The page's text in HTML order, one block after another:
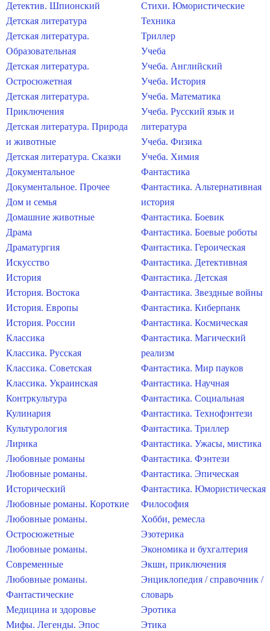
Детектив. Шпионский
Детская литература
Детская литература.
Образовательная
Детская литература.
Остросюжетная
Детская литература.
Приключения
Детская литература. Природа
и животные
Детская литература. Сказки
Документальное
Документальное. Прочее
Дом и семья
Домашние животные
Драма
Драматургия
Искусство
История
История. Востока
История. Европы
История. России
Классика
Классика. Русская
Классика. Советская
Классика. Украинская
Контркультура
Кулинария
Культурология
Лирика
Любовные романы
Любовные романы.
Исторический
Любовные романы. Короткие
Любовные романы.
Остросюжетные
Любовные романы.
Современные
Любовные романы.
Фантастические
Медицина и здоровье
Мифы. Легенды. Эпос
Стихи. Юмористические
Техника
Триллер
Учеба
Учеба. Английский
Учеба. История
Учеба. Математика
Учеба. Русский язык и
литература
Учеба. Физика
Учеба. Химия
Фантастика
Фантастика. Альтернативная
история
Фантастика. Боевик
Фантастика. Боевые роботы
Фантастика. Героическая
Фантастика. Детективная
Фантастика. Детская
Фантастика. Звездные войны
Фантастика. Киберпанк
Фантастика. Космическая
Фантастика. Магический
реализм
Фантастика. Мир пауков
Фантастика. Научная
Фантастика. Социальная
Фантастика. Технофэнтези
Фантастика. Триллер
Фантастика. Ужасы, мистика
Фантастика. Фэнтези
Фантастика. Эпическая
Фантастика. Юмористическая
Философия
Хобби, ремесла
Эзотерика
Экономика и бухгалтерия
Экшн, приключения
Энциклопедия / справочник /
словарь
Эротика
Этика